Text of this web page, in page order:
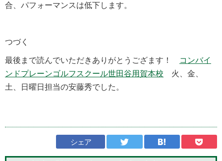
合、パフォーマンスは低下します。
つづく
最後まで読んでいただきありがとうござます！
コンバイ
ンドプレーンゴルフスクール世田谷用賀本校 火、金、
土、日曜日担当の安藤秀でした。
シェア